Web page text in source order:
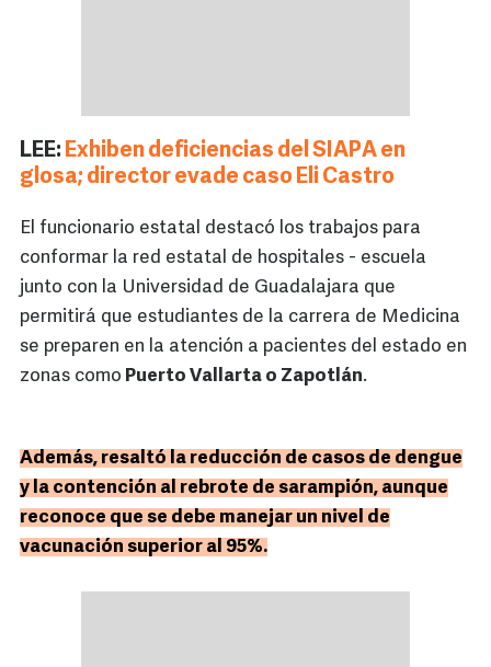
LEE: Exhiben deficiencias del SIAPA en
glosa; director evade caso Eli Castro
El funcionario estatal destacó los trabajos para
conformar la red estatal de hospitales - escuela
junto con la Universidad de Guadalajara que
permitirá que estudiantes de la carrera de Medicina
se preparen en la atención a pacientes del estado en
zonas como Puerto Vallarta o Zapotlán.
Además, resaltó la reducción de casos de dengue
y la contención al rebrote de sarampión, aunque
reconoce que se debe manejar un nivel de
vacunación superior al 95%.